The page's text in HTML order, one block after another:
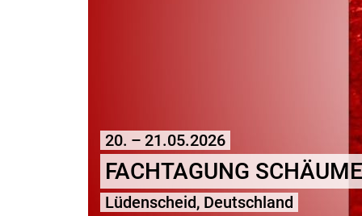
20. – 21.05.2026
FACHTAGUNG
Lüdenscheid, Deutschland